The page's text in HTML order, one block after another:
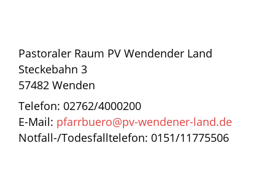
Pastoraler Raum PV Wendender Land
Steckebahn 3
57482 Wenden
Telefon: 02762/4000200
E-Mail: pfarrbuero@pv-wendener-land.de
Notfall-/Todesfalltelefon: 0151/11775506